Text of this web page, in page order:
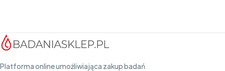
Platforma online umożliwiająca zakup badań